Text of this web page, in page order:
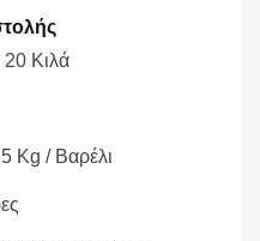
20 Κιλά
Kg / Βαρέλι